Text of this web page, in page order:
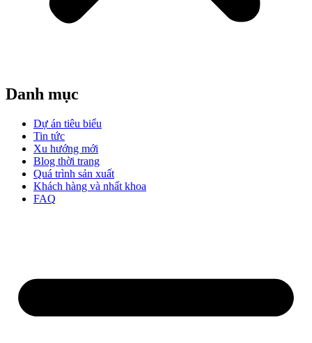
Danh mục
Dự án tiêu biểu
Tin tức
Xu hướng mới
Blog thời trang
Quá trình sản xuất
Khách hàng và nhất khoa
FAQ